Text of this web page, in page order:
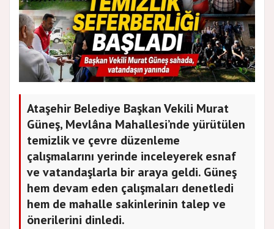
Ataşehir Belediye Başkan Vekili Murat
Güneş, Mevlâna Mahallesi’nde yürütülen
temizlik ve çevre düzenleme
çalışmalarını yerinde inceleyerek esnaf
ve vatandaşlarla bir araya geldi. Güneş
hem devam eden çalışmaları denetledi
hem de mahalle sakinlerinin talep ve
önerilerini dinledi.